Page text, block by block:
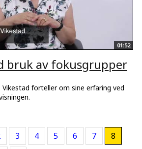
01:52
bruk av fokusgrupper
Vikestad forteller om sine erfaring ved
3 4 5 6 7
8